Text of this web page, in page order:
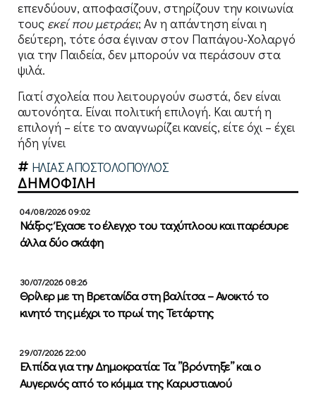
επενδύουν, αποφασίζουν, στηρίζουν την κοινωνία
τους εκεί που μετράει; Αν η απάντηση είναι η
δεύτερη, τότε όσα έγιναν στον Παπάγου-Χολαργό
για την Παιδεία, δεν μπορούν να περάσουν στα
ψιλά.
Γιατί σχολεία που λειτουργούν σωστά, δεν είναι
αυτονόητα. Είναι πολιτική επιλογή. Και αυτή η
επιλογή – είτε το αναγνωρίζει κανείς, είτε όχι – έχει
ήδη γίνει
ΗΛΙΑΣ ΑΠΟΣΤΟΛΟΠΟΥΛΟΣ
ΔΗΜΟΦΙΛΗ
04/08/2026 09:02
Νάξος: Έχασε το έλεγχο του ταχύπλοου και παρέσυρε
άλλα δύο σκάφη
30/07/2026 08:26
Θρίλερ με τη Βρετανίδα στη βαλίτσα – Ανοικτό το
κινητό της μέχρι το πρωί της Τετάρτης
29/07/2026 22:00
Ελπίδα για την Δημοκρατία: Τα ”βρόντηξε” και ο
Αυγερινός από το κόμμα της Καρυστιανού